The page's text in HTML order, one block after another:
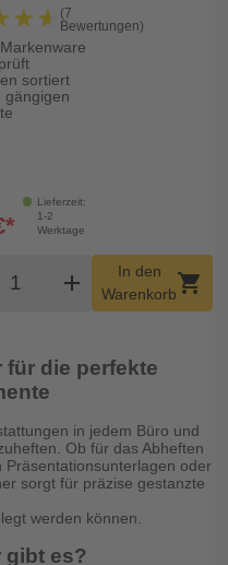
shopping_cart
(7
Bewertungen)
sortiert
gängigen
Lieferzeit:
1-2
Werktage
Warenkorb
add
In den
Warenkorbshopping_cart
für die perfekte
in jedem Büro und
Ob für das Abheften
oder
sorgt für präzise gestanzte
werden können.
gibt es?